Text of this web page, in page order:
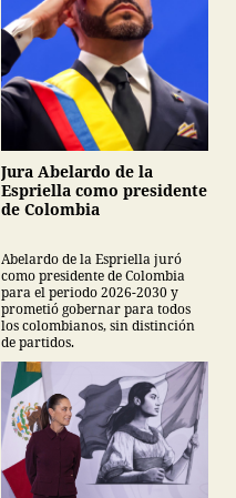
Jura Abelardo de la
Espriella como presidente
de Colombia
Abelardo de la Espriella juró
como presidente de Colombia
para el periodo 2026-2030 y
prometió gobernar para todos
los colombianos, sin distinción
de partidos.